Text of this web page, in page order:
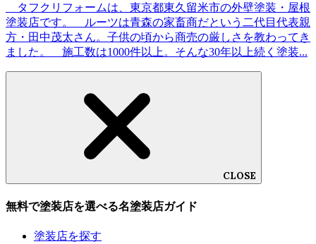
タフクリフォームは、東京都東久留米市の外壁塗装・屋根
塗装店です。 ルーツは青森の家畜商だという二代目代表親
方・田中茂太さん。子供の頃から商売の厳しさを教わってき
ました。 施工数は1000件以上。そんな30年以上続く塗装...
CLOSE
無料で塗装店を選べる名塗装店ガイド
塗装店を探す